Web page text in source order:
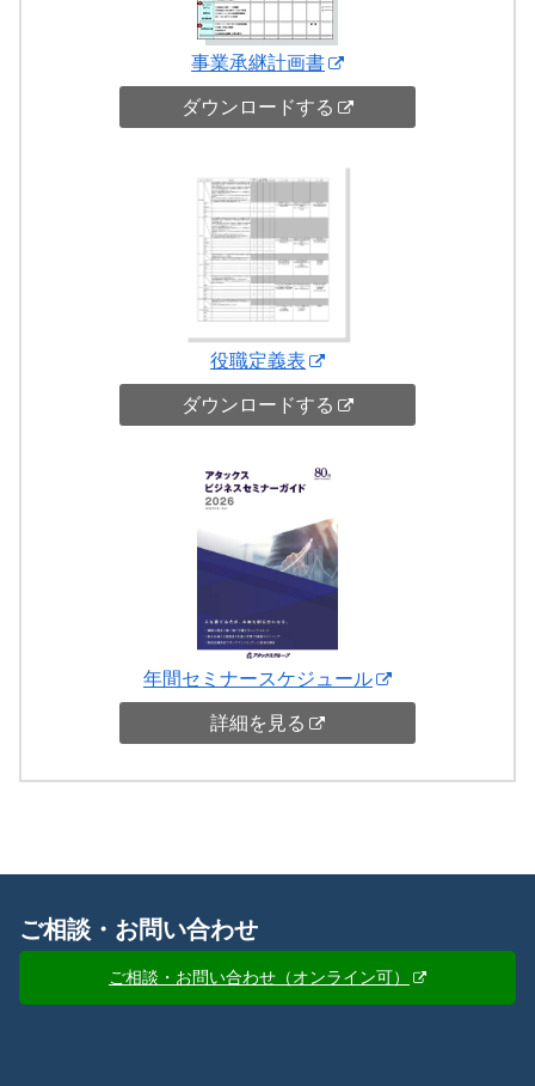
事業承継計画書
ダウンロードする
役職定義表
ダウンロードする
年間セミナースケジュール
詳細を見る
ご相談・お問い合わせ
ご相談・お問い合わせ（オンライン可）